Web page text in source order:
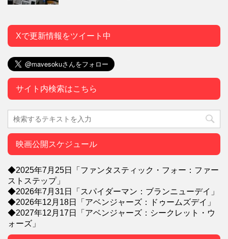
Xで更新情報をツイート中
サイト内検索はこちら
映画公開スケジュール
◆2025年7月25日「ファンタスティック・フォー：ファー
ストステップ」
◆2026年7月31日「スパイダーマン：ブランニューデイ」
◆2026年12月18日「アベンジャーズ：ドゥームズデイ」
◆2027年12月17日「アベンジャーズ：シークレット・ウ
ォーズ」